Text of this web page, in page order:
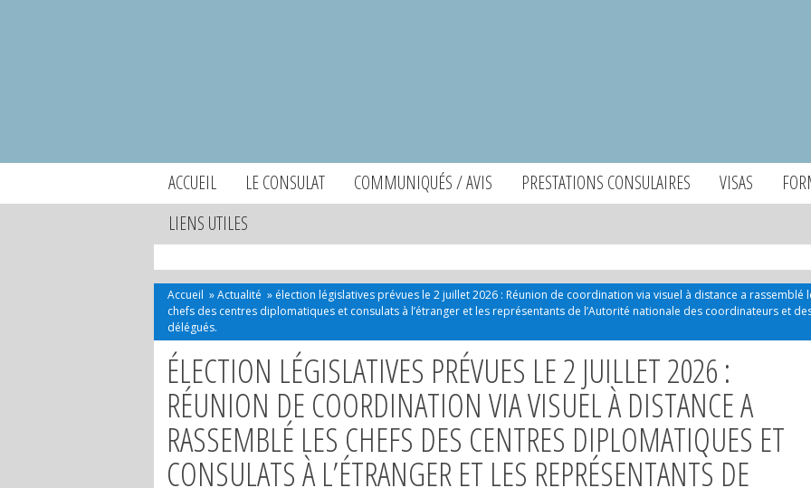
ACCUEIL LE CONSULAT COMMUNIQUÉS / AVIS PRESTATIONS CONSULAIRES VISAS
LIENS UTILES
Accueil »Actualité » élection législatives prévues le 2 juillet 2026 : Réunion de coordination via visuel à distance a rassemblé
chefs des centres diplomatiques et consulats à l’étranger et les représentants de l’Autorité nationale des coordinateurs et
délégués.
ÉLECTION LÉGISLATIVES PRÉVUES LE 2 JUILLET 2026 :
RÉUNION DE COORDINATION VIA VISUEL À DISTANCE A
RASSEMBLÉ LES CHEFS DES CENTRES DIPLOMATIQUES ET
CONSULATS À L’ÉTRANGER ET LES REPRÉSENTANTS DE